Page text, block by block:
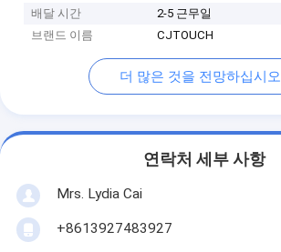
배달 시간
2-5 근무일
브랜드 이름
CJTOUCH
더 많은 것을 전망하십시오
연락처 세부 사항
Mrs. Lydia Cai
+8613927483927